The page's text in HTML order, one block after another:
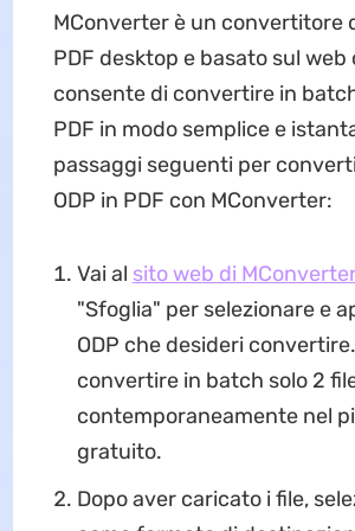
MConverter è un convertitore
PDF desktop e basato sul web
consente di convertire in
PDF in modo semplice e
passaggi seguenti per
ODP in PDF con MConverter:
Vai al sito web di
"Sfoglia" per selezionare e
ODP che desideri
convertire in batch solo 2
contemporaneamente nel
gratuito.
Dopo aver caricato i file,